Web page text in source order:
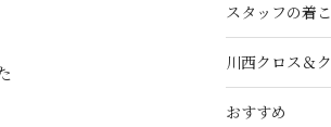
スタッフの着
川西クロス＆
おすすめ